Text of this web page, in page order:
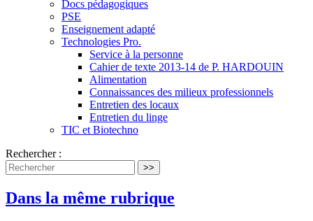
Docs pédagogiques
PSE
Enseignement adapté
Technologies Pro.
Service à la personne
Cahier de texte 2013-14 de P. HARDOUIN
Alimentation
Connaissances des milieux professionnels
Entretien des locaux
Entretien du linge
TIC et Biotechno
Rechercher :
>>
Dans la même rubrique